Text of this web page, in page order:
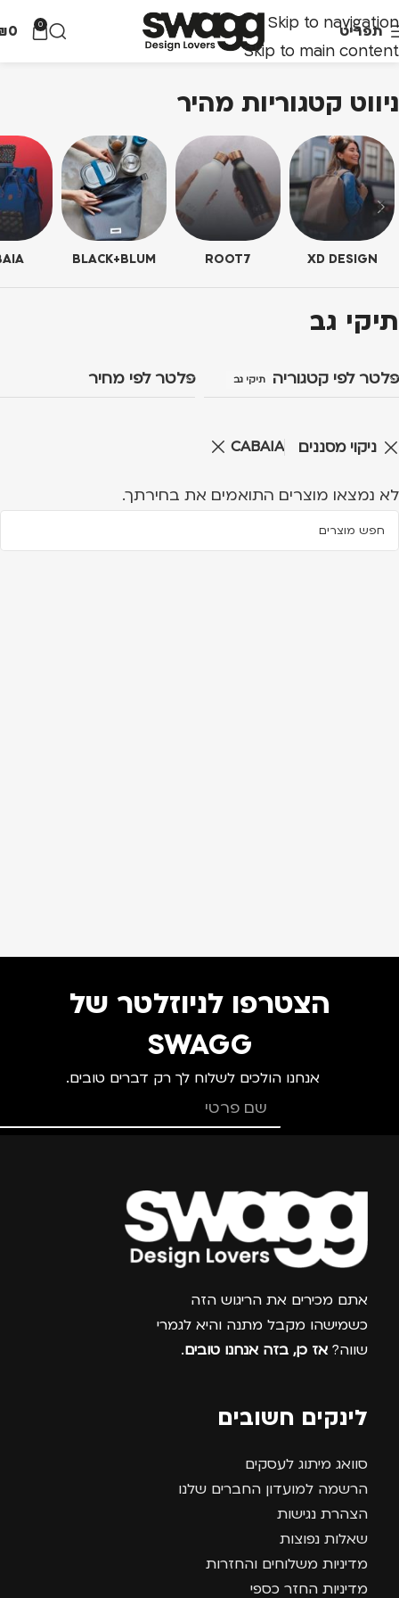
Skip to navigation
Skip to main content
תפריט 0
0
ניווט קטגוריות מהיר
XD DESIGN
ROOT7
BLACK+BLUM
תיקי גב
פלטר לפי קטגוריה תיקי גב פלטר לפי מחיר
ניקוי מסננים CABAIA
לא נמצאו מוצרים התואמים את בחירתך.
הצטרפו לניוזלטר של
SWAGG
אנחנו הולכים לשלוח לך רק דברים טובים.
צרפו אותי למועדון
אתם מכירים את הריגוש הזה
כשמישהו מקבל מתנה והיא לגמרי
שווה? אז כן, בזה אנחנו טובים.
לינקים חשובים
סוואג מיתוג לעסקים
הרשמה למועדון החברים שלנו
הצהרת נגישות
שאלות נפוצות
מדיניות משלוחים והחזרות
מדיניות החזר כספי